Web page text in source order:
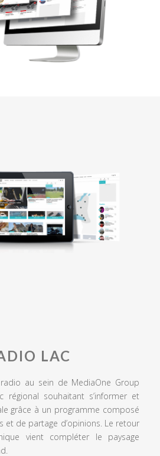
LAC
au sein de MediaOne Group
régional souhaitant s’informer et
grâce à un programme composé
et de partage d’opinions. Le retour
vient compléter le paysage